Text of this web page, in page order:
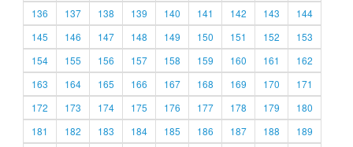
136
137 138 139 140 141 142 143
144
145
146 147 148 149 150 151 152
153
154
155 156 157 158 159 160 161
162
163
164 165 166 167 168 169 170
171
172
173 174 175 176 177 178 179
180
181
182 183 184 185 186 187 188
189